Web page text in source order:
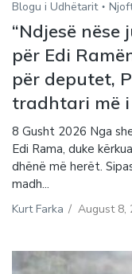
Blogu i Udhëtarit
“Ndjesë
për Edi
për deputet,
tradhtari më
8 Gusht 2026 Nga
Edi Rama, duke
dhënë më herët.
madh...
Kurt Farka / August 8,